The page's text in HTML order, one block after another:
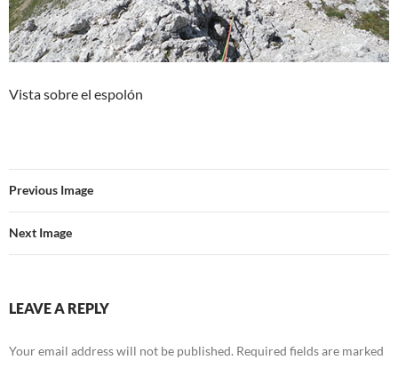
Vista sobre el espolón
Previous Image
Next Image
LEAVE A REPLY
Your email address will not be published. Required fields are marked